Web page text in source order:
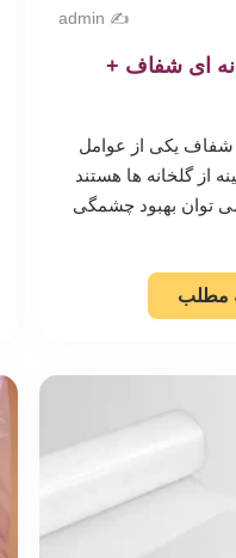
✍️ admin
ای شفاف +
شفاف یکی از عوامل
از گلخانه ها هستند
توان بهبود چشمگی
مطلب